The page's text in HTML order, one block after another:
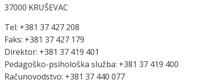
37000 KRUŠEVAC
Tel: +381 37 427 208
Faks: +381 37 427 179
Direktor: +381 37 419 401
Pedagoško-psihološka služba: +381 37 419 400
Računovodstvo: +381 37 440 077